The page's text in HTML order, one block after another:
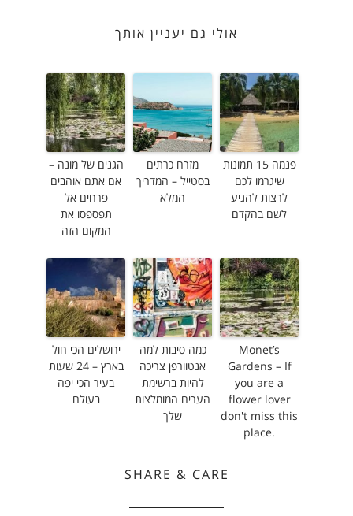
אולי גם יעניין אותך
הגנים של מונה –
אם אתם אוהבים
פרחים אל
תפספסו את
המקום הזה
מזרח כרתים
בסטייל – המדריך
המלא
פנמה 15 תמונות
שיגרמו לכם
לרצות להגיע
לשם בהקדם
ירושלים הכי חול
בארץ – 24 שעות
בעיר הכי יפה
בעולם
כמה סיבות למה
אנטוורפן צריכה
להיות ברשימת
הערים המומלצות
שלך
Monet’s
Gardens – If
you are a
flower lover
don't miss this
place.
SHARE & CARE